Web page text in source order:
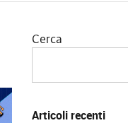
Cerca
Articoli recenti